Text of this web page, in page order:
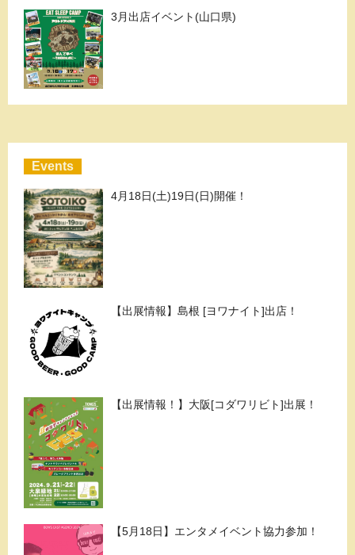
3月出店イベント(山口県)
Events
4月18日(土)19日(日)開催！
【出展情報】島根 [ヨワナイト]出店！
【出展情報！】大阪[コダワリビト]出展！
【5月18日】エンタメイベント協力参加！